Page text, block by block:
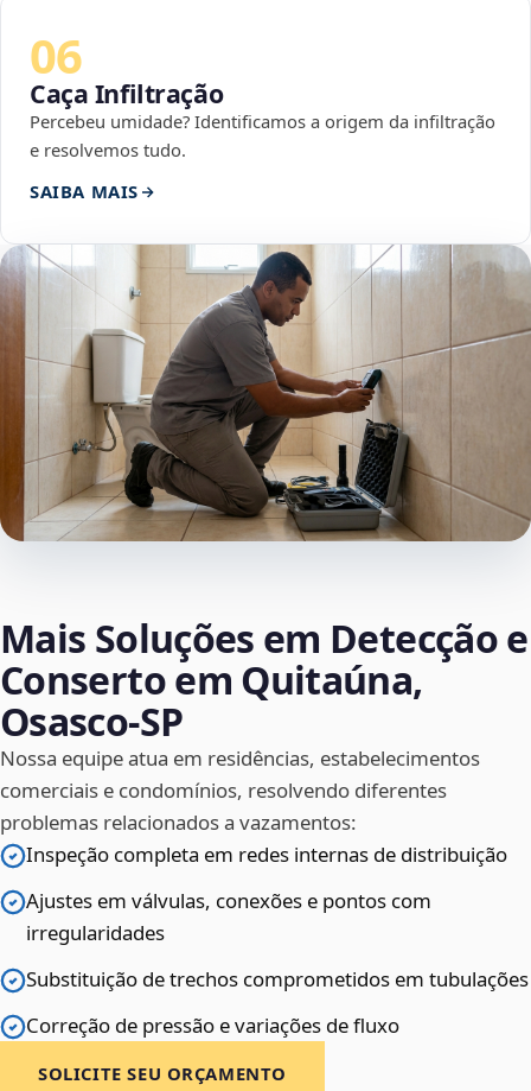
06
Caça Infiltração
Percebeu umidade? Identificamos a origem da infiltração
e resolvemos tudo.
SAIBA MAIS
Mais Soluções em Detecção e
Conserto em Quitaúna,
Osasco‑SP
Nossa equipe atua em residências, estabelecimentos
comerciais e condomínios, resolvendo diferentes
problemas relacionados a vazamentos:
Inspeção completa em redes internas de distribuição
Ajustes em válvulas, conexões e pontos com
irregularidades
Substituição de trechos comprometidos em tubulações
Correção de pressão e variações de fluxo
SOLICITE SEU ORÇAMENTO